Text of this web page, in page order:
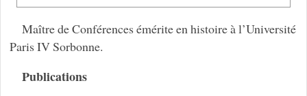
Maître de Conférences émérite en histoire à l’Université
Paris IV Sorbonne.
Publications